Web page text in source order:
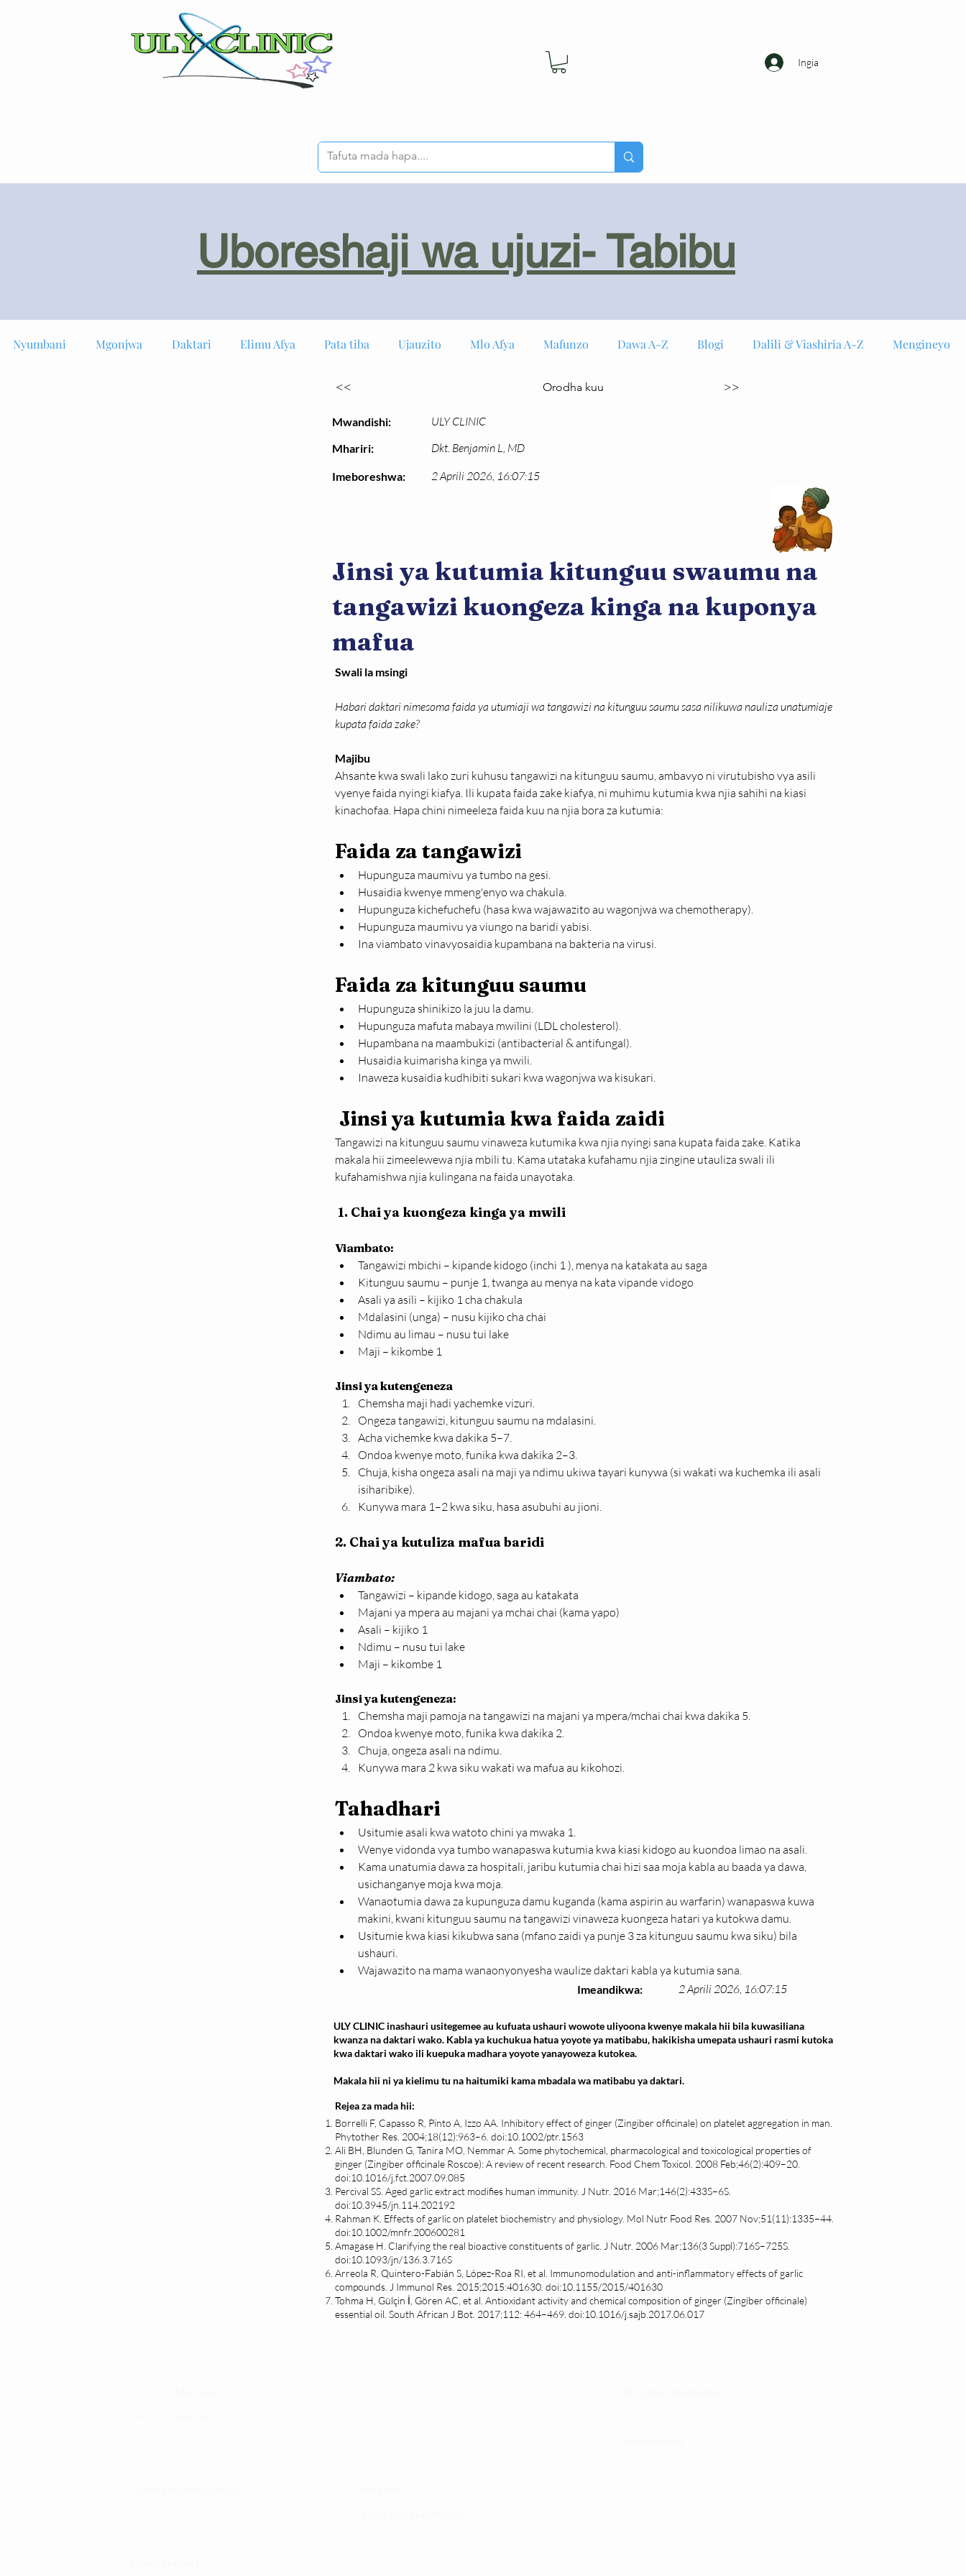
Ingia
Uboreshaji wa ujuzi- Tabibu
Nyumbani Mgonjwa Daktari Elimu Afya Pata tiba Ujauzito Mlo Afya Mafunzo Dawa A-Z Blogi Dalili & Viashiria A-Z Mengineyo
<<
Mwandishi:
Mhariri:
Imeboreshwa:
Orodha kuu >>
ULY CLINIC
Dkt. Benjamin L, MD
2 Aprili 2026, 16:07:15
Jinsi ya kutumia kitunguu swaumu na
tangawizi kuongeza kinga na kuponya
mafua
Swali la msingi
Habari daktari nimesoma faida ya utumiaji wa tangawizi na kitunguu saumu sasa nilikuwa nauliza unatumiaje
kupata faida zake?
Majibu
Ahsante kwa swali lako zuri kuhusu tangawizi na kitunguu saumu, ambavyo ni virutubisho vya asili
vyenye faida nyingi kiafya. Ili kupata faida zake kiafya, ni muhimu kutumia kwa njia sahihi na kiasi
kinachofaa. Hapa chini nimeeleza faida kuu na njia bora za kutumia:
Faida za tangawizi
Hupunguza maumivu ya tumbo na gesi.
Husaidia kwenye mmeng'enyo wa chakula.
Hupunguza kichefuchefu (hasa kwa wajawazito au wagonjwa wa chemotherapy).
Hupunguza maumivu ya viungo na baridi yabisi.
Ina viambato vinavyosaidia kupambana na bakteria na virusi.
Faida za kitunguu saumu
Hupunguza shinikizo la juu la damu.
Hupunguza mafuta mabaya mwilini (LDL cholesterol).
Hupambana na maambukizi (antibacterial & antifungal).
Husaidia kuimarisha kinga ya mwili.
Inaweza kusaidia kudhibiti sukari kwa wagonjwa wa kisukari.
Jinsi ya kutumia kwa faida zaidi
Tangawizi na kitunguu saumu vinaweza kutumika kwa njia nyingi sana kupata faida zake. Katika
makala hii zimeelewewa njia mbili tu. Kama utataka kufahamu njia zingine utauliza swali ili
kufahamishwa njia kulingana na faida unayotaka.
1. Chai ya kuongeza kinga ya mwili
Viambato:
Tangawizi mbichi – kipande kidogo (inchi 1 ), menya na katakata au saga
Kitunguu saumu – punje 1, twanga au menya na kata vipande vidogo
Asali ya asili – kijiko 1 cha chakula
Mdalasini (unga) – nusu kijiko cha chai
Ndimu au limau – nusu tui lake
Maji – kikombe 1
Jinsi ya kutengeneza
Chemsha maji hadi yachemke vizuri.
Ongeza tangawizi, kitunguu saumu na mdalasini.
Acha vichemke kwa dakika 5–7.
Ondoa kwenye moto, funika kwa dakika 2–3.
Chuja, kisha ongeza asali na maji ya ndimu ukiwa tayari kunywa (si wakati wa kuchemka ili asali
isiharibike).
Kunywa mara 1–2 kwa siku, hasa asubuhi au jioni.
2. Chai ya kutuliza mafua baridi
Viambato:
Tangawizi – kipande kidogo, saga au katakata
Majani ya mpera au majani ya mchai chai (kama yapo)
Asali – kijiko 1
Ndimu – nusu tui lake
Maji – kikombe 1
Jinsi ya kutengeneza:
Chemsha maji pamoja na tangawizi na majani ya mpera/mchai chai kwa dakika 5.
Ondoa kwenye moto, funika kwa dakika 2.
Chuja, ongeza asali na ndimu.
Kunywa mara 2 kwa siku wakati wa mafua au kikohozi.
Tahadhari
Usitumie asali kwa watoto chini ya mwaka 1.
Wenye vidonda vya tumbo wanapaswa kutumia kwa kiasi kidogo au kuondoa limao na asali.
Kama unatumia dawa za hospitali, jaribu kutumia chai hizi saa moja kabla au baada ya dawa,
usichanganye moja kwa moja.
Wanaotumia dawa za kupunguza damu kuganda (kama aspirin au warfarin) wanapaswa kuwa
makini, kwani kitunguu saumu na tangawizi vinaweza kuongeza hatari ya kutokwa damu.
Usitumie kwa kiasi kikubwa sana (mfano zaidi ya punje 3 za kitunguu saumu kwa siku) bila
ushauri.
Wajawazito na mama wanaonyonyesha waulize daktari kabla ya kutumia sana.
Imeandikwa: 2 Aprili 2026, 16:07:15
ULY CLINIC inashauri usitegemee au kufuata ushauri wowote uliyoona kwenye makala hii bila kuwasiliana
kwanza na daktari wako. Kabla ya kuchukua hatua yoyote ya matibabu, hakikisha umepata ushauri rasmi kutoka
kwa daktari wako ili kuepuka madhara yoyote yanayoweza kutokea.
Makala hii ni ya kielimu tu na haitumiki kama mbadala wa matibabu ya daktari.
Rejea za mada hii:
Borrelli F, Capasso R, Pinto A, Izzo AA. Inhibitory effect of ginger (Zingiber officinale) on platelet aggregation in man.
Phytother Res. 2004;18(12):963–6. doi:10.1002/ptr.1563
Ali BH, Blunden G, Tanira MO, Nemmar A. Some phytochemical, pharmacological and toxicological properties of
ginger (Zingiber officinale Roscoe): A review of recent research. Food Chem Toxicol. 2008 Feb;46(2):409–20.
doi:10.1016/j.fct.2007.09.085
Percival SS. Aged garlic extract modifies human immunity. J Nutr. 2016 Mar;146(2):433S–6S.
doi:10.3945/jn.114.202192
Rahman K. Effects of garlic on platelet biochemistry and physiology. Mol Nutr Food Res. 2007 Nov;51(11):1335–44.
doi:10.1002/mnfr.200600281
Amagase H. Clarifying the real bioactive constituents of garlic. J Nutr. 2006 Mar;136(3 Suppl):716S–725S.
doi:10.1093/jn/136.3.716S
Arreola R, Quintero-Fabián S, López-Roa RI, et al. Immunomodulation and anti-inflammatory effects of garlic
compounds. J Immunol Res. 2015;2015:401630. doi:10.1155/2015/401630
Tohma H, Gülçin İ, Gören AC, et al. Antioxidant activity and chemical composition of ginger (Zingiber officinale)
essential oil. South African J Bot. 2017;112: 464–469. doi:10.1016/j.sajb.2017.06.017